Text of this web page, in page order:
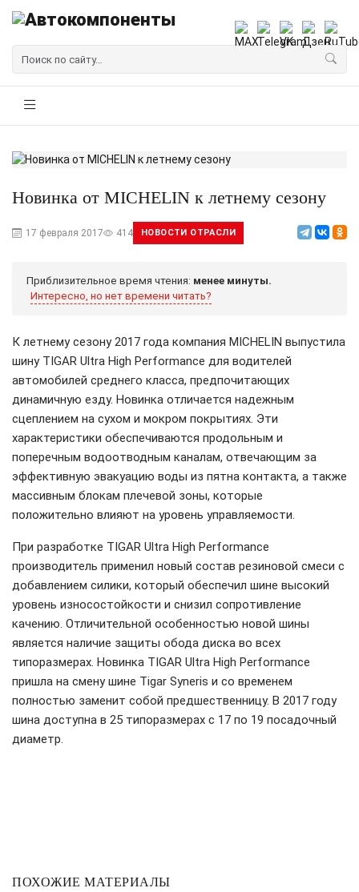
Новинка от MICHELIN к летнему сезону
17 февраля 2017 414 НОВОСТИ ОТРАСЛИ
Приблизительное время чтения: менее минуты.
Интересно, но нет времени читать?
К летнему сезону 2017 года компания MICHELIN выпустила
шину TIGAR Ultra High Performance для водителей
автомобилей среднего класса, предпочитающих
динамичную езду. Новинка отличается надежным
сцеплением на сухом и мокром покрытиях. Эти
характеристики обеспечиваются продольным и
поперечным водоотводным каналам, отвечающим за
эффективную эвакуацию воды из пятна контакта, а также
массивным блокам плечевой зоны, которые
положительно влияют на уровень управляемости.
При разработке TIGAR Ultra High Performance
производитель применил новый состав резиновой смеси с
добавлением силики, который обеспечил шине высокий
уровень износостойкости и снизил сопротивление
качению. Отличительной особенностью новой шины
является наличие защиты обода диска во всех
типоразмерах. Новинка TIGAR Ultra High Performance
пришла на смену шине Tigar Syneris и со временем
полностью заменит собой предшественницу. В 2017 году
шина доступна в 25 типоразмерах с 17 по 19 посадочный
диаметр.
ПОХОЖИЕ МАТЕРИАЛЫ